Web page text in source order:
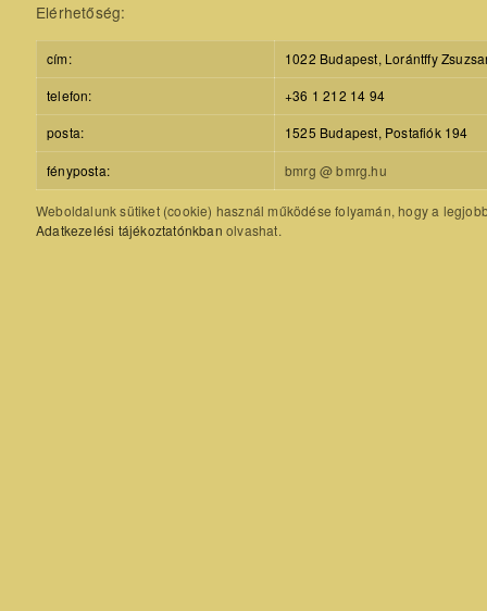
Elérhetőség:
cím:
1022 Budapest, Lorántffy
telefon:
+36 1 212 14 94
posta:
1525 Budapest, Postafiók 194
fényposta: bmrg @ bmrg.hu
Weboldalunk sütiket (cookie) használ működése folyamán, hogy a
Adatkezelési tájékoztatónkban olvashat.